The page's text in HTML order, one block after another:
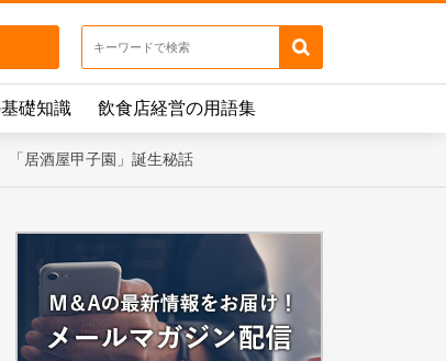
礎知識 飲食店経営の用語集
「居酒屋甲子園」誕生秘話